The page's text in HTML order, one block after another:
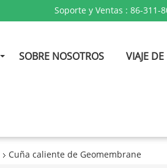
Soporte y Ventas : 86-311-
SOBRE NOSOTROS VIAJE
Cuña caliente de Geomembrane